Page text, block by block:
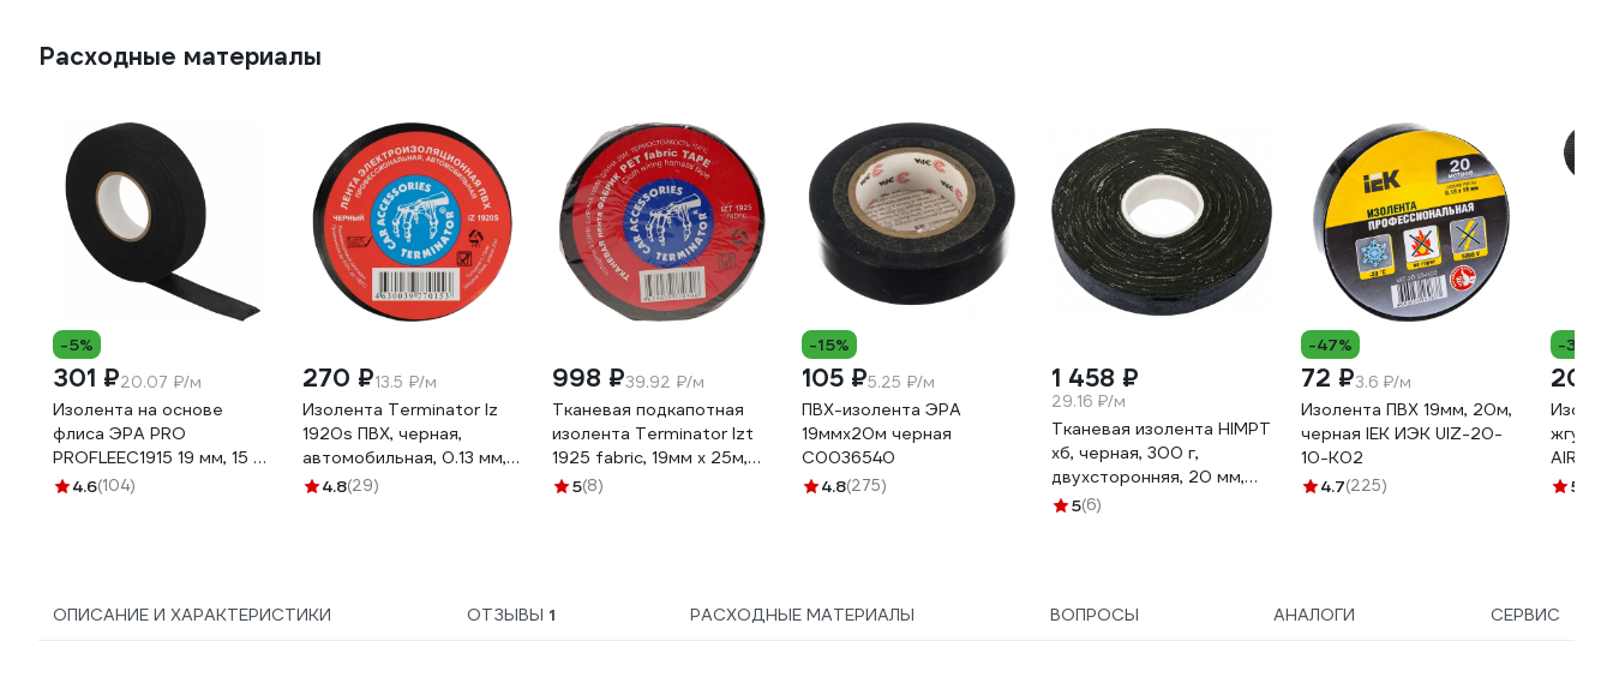
Расходные материалы
-5%
301 ₽20.07 ₽/м
Изолента на основе
флиса ЭРА PRO
PROFLEEC1915 19 мм, 15 м,
0,3 мм, черная Б0057181
4.6(104)
270 ₽13.5 ₽/м
Изолента Terminator Iz
1920s ПВХ, черная,
автомобильная, 0.13 мм,
19 мм, 20 м 2000251
4.8(29)
998 ₽39.92 ₽/м
Тканевая подкапотная
изолента Terminator Izt
1925 fabric, 19мм х 25м,
толщина 0,25мм
5(8)
-15%
105 ₽5.25 ₽/м
ПВХ-изолента ЭРА
19ммх20м черная
C0036540
4.8(275)
1 458 ₽
29.16 ₽/м
Тканевая изолента HIMPT
хб, черная, 300 г,
двухсторонняя, 20 мм,
0.4 мм 00-00008227
5(6)
-47%
72 ₽3.6 ₽/м
Изолента ПВХ 19мм, 20м,
черная IEK ИЭК UIZ-20-
10-K02
4.7(225)
-37%
203
5
ОПИСАНИЕ И ХАРАКТЕРИСТИКИ ОТЗЫВЫ 1 РАСХОДНЫЕ МАТЕРИАЛЫ ВОПРОСЫ АНАЛОГИ СЕРВИС